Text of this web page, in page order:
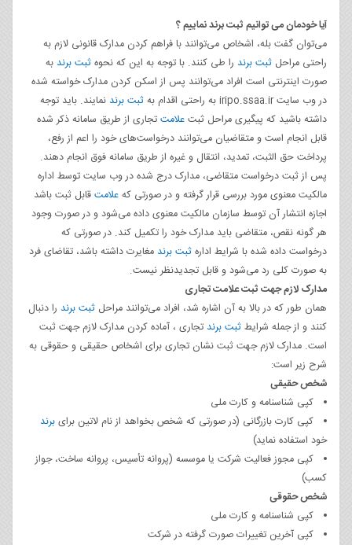
آیا خودمان می توانیم ثبت برند نماییم ؟
می‌توان گفت بله، اشخاص می‌توانند با فراهم کردن مدارک قانونی لازم به
راحتی مراحل ثبت برند را طی کنند. با توجه به این که نحوهثبت برند به
صورت اینترنتی است افراد می‌توانند پس از اسکن کردن مدارک خواسته شده
در وب سایت iripo.ssaa.ir به راحتی اقدام به
ثبت برند نمایند. باید توجه
داشته باشید که پیگیری مراحل ثبتعلامتتجاری از طریق سامانه ذکر شده
قابل انجام است و متقاضیان می‌توانند درخواست‌های خود را اعم از رفع،
پرداخت حق الثبت، تمدید، انتقال و غیره از طریق سامانه فوق انجام دهند.
پس از ثبت درخواست متقاضی، مدارک درج شده در وب سایت توسط اداره
مالکیت معنوی مورد بررسی قرار گرفته و در صورتی کهعلامتقابل ثبت باشد
اجازه انتشار آن توسط سازمان مالکیت معنوی داده می‌شود و در صورت وجود
هر گونه نقص، متقاضی باید مدارک خود را تکمیل کند. در صورتی که
درخواست داده شده با شرایط ادارهثبت برند مغایرت داشته باشد، تقاضای فرد
به صورت کلی رد می‌شود و قابل تجدیدنظر نیست.
مدارک لازم جهت ثبت علامت تجاری
همان طور که در بالا به آن اشاره شد، افراد می‌توانند مراحل ثبت برند را دنبال
کنند و از جمله شرایطثبت برند تجاری ، آماده کردن مدارک لازم جهت ثبت
است. مدارک لازم جهت ثبت نشان تجاری برای اشخاص حقیقی و حقوقی به
شرح زیر است:
شخص حقیقی
کپی شناسنامه و کارت ملی
کپی کارت بازرگانی (در صورتی که شخص بخواهد از نام لاتین برایبرند
خود استفاده نماید)
کپی مجوز فعالیت شرکت یا موسسه (پروانه تأسیس، پروانه ساخت، جواز
کسب)
شخص حقوقی
کپی شناسنامه و کارت ملی
کپی آخرین تغییرات صورت گرفته در شرکت